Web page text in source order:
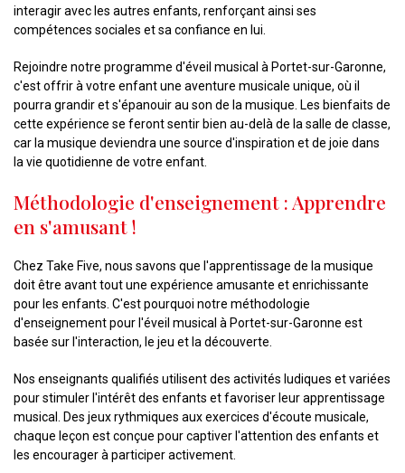
interagir avec les autres enfants, renforçant ainsi ses
compétences sociales et sa confiance en lui.
Rejoindre notre programme d'éveil musical à Portet-sur-Garonne,
c'est offrir à votre enfant une aventure musicale unique, où il
pourra grandir et s'épanouir au son de la musique. Les bienfaits de
cette expérience se feront sentir bien au-delà de la salle de classe,
car la musique deviendra une source d'inspiration et de joie dans
la vie quotidienne de votre enfant.
Méthodologie d'enseignement : Apprendre
en s'amusant !
Chez Take Five, nous savons que l'apprentissage de la musique
doit être avant tout une expérience amusante et enrichissante
pour les enfants. C'est pourquoi notre méthodologie
d'enseignement pour l'éveil musical à Portet-sur-Garonne est
basée sur l'interaction, le jeu et la découverte.
Nos enseignants qualifiés utilisent des activités ludiques et variées
pour stimuler l'intérêt des enfants et favoriser leur apprentissage
musical. Des jeux rythmiques aux exercices d'écoute musicale,
chaque leçon est conçue pour captiver l'attention des enfants et
les encourager à participer activement.